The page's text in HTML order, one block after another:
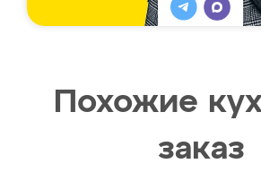
Похожие
заказ